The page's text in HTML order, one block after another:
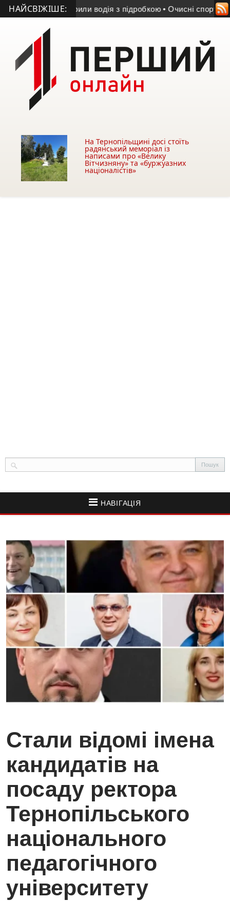
НАЙСВІЖІШЕ:
викрили водія з підробкою • Очисні споруди могли
На Тернопільщині досі стоїть
радянський меморіал із
написами про «Велику
Вітчизняну» та «буржуазних
націоналістів»
НАВІГАЦІЯ
Стали відомі імена
кандидатів на
посаду ректора
Тернопільського
національного
педагогічного
університету